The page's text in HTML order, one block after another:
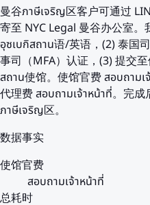
曼谷ภาษีเจริญ区客户可通过
寄至 NYC Legal 曼谷办公室
อุซเบกิสถาน语/英语，(2) 泰国
事司（MFA）认证，(3) 提交
สถาน使馆。使馆官费 สอบถาม
代理费 สอบถามเจ้าหน้าที่。完
ภาษีเจริญ区。
数据事实
使馆官费
สอบถามเจ้าหน้าที่
总耗时